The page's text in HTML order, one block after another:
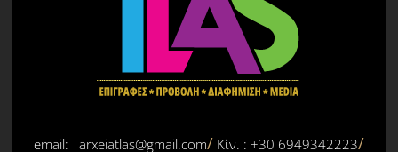
email: arxeiatlas@gmail.com Κίν. : +30 6949342223